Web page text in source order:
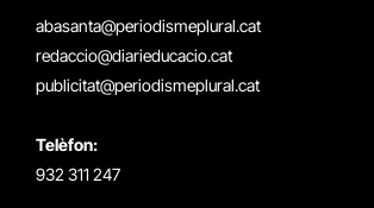
abasanta@periodismeplural.cat
redaccio@diarieducacio.cat
publicitat@periodismeplural.cat
Telèfon:
932 311 247